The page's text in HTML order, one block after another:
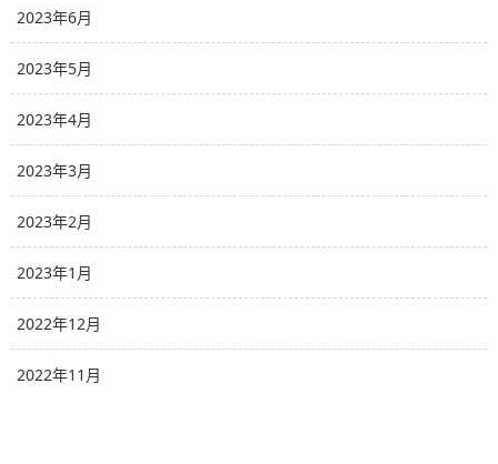
2023年6月
2023年5月
2023年4月
2023年3月
2023年2月
2023年1月
2022年12月
2022年11月